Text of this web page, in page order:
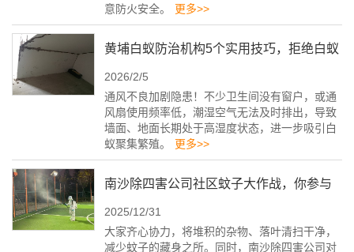
意防火安全。
更多>>
黄埔白蚁防治机构5个实用技巧，拒绝白蚁
找上门
2026/2/5
通风不良加剧隐患！不少卫生间没有窗户，或通
风扇使用频率低，潮湿空气无法及时排出，导致
墙面、地面长期处于高湿度状态，进一步吸引白
蚁聚集繁殖。
更多>>
南沙除四害公司社区蚊子大作战，你参与
了吗？
2025/12/31
大家齐心协力，将堆积的杂物、落叶清扫干净，
减少蚊子的藏身之所。同时，南沙除四害公司对